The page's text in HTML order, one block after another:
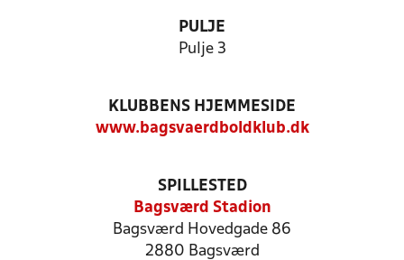
PULJE
Pulje 3
KLUBBENS HJEMMESIDE
www.bagsvaerdboldklub.dk
SPILLESTED
Bagsværd Stadion
Bagsværd Hovedgade 86
2880 Bagsværd